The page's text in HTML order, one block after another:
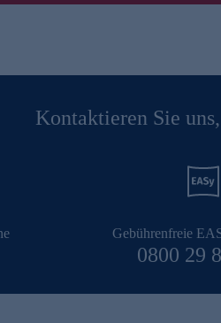
Kontaktieren Sie
Gebührenfreie
0800 29